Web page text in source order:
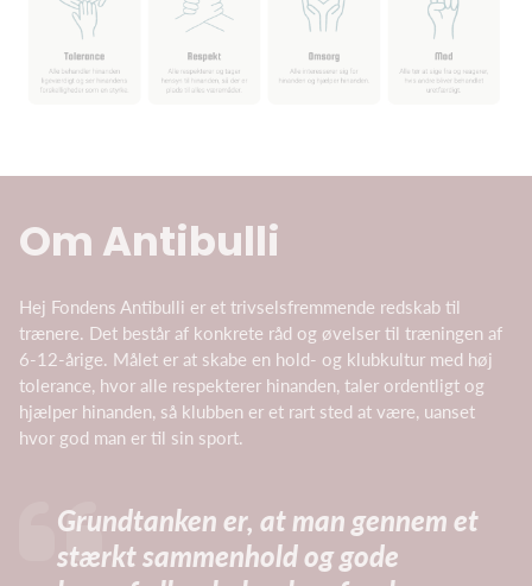
Om Antibulli
Hej Fondens Antibulli er et trivselsfremmende redskab til
trænere. Det består af konkrete råd og øvelser til træningen af
6-12-årige. Målet er at skabe en hold- og klubkultur med høj
tolerance, hvor alle respekterer hinanden, taler ordentligt og
hjælper hinanden, så klubben er et rart sted at være, uanset
hvor god man er til sin sport.
Grundtanken er, at man gennem et
stærkt sammenhold og gode